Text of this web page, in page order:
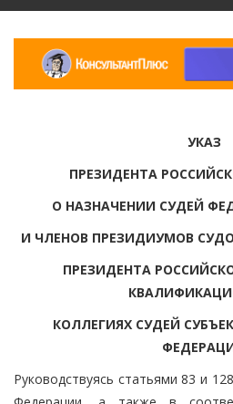
УКАЗ
ПРЕЗИДЕНТА
О НАЗНАЧЕНИИ СУДЕЙ
И ЧЛЕНОВ ПРЕЗИДИУМОВ
ПРЕЗИДЕНТА
КОЛЛЕГИЯХ СУДЕЙ
Руководствуясь статьями 83 и